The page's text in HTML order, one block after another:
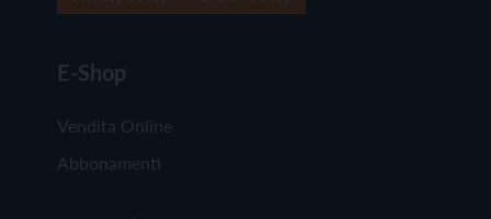
E-Shop
Vendita Online
Abbonamenti